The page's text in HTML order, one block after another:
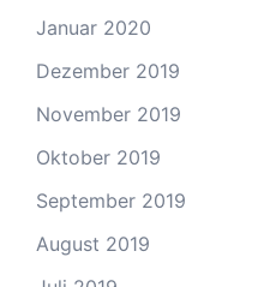
Januar 2020
Dezember 2019
November 2019
Oktober 2019
September 2019
August 2019